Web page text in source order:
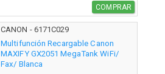
COMPRAR
CANON - 6171C029
Multifunción Recargable Canon
MAXIFY GX2051 MegaTank WiFi/
Fax/ Blanca